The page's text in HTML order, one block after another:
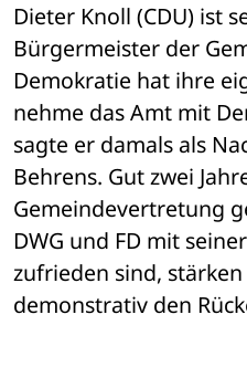
Dieter Knoll (CDU) ist
Bürgermeister der
Demokratie hat ihre
nehme das Amt mit
sagte er damals als
Behrens. Gut zwei
Gemeindevertretung
DWG und FD mit
zufrieden sind, stärken
demonstrativ den